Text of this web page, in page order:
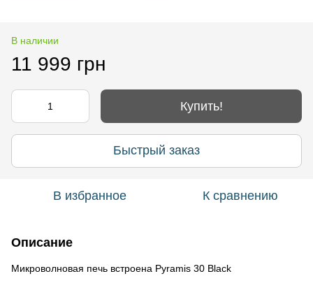
В наличии
11 999 грн
Купить!
Быстрый заказ
В избранное К сравнению
Описание
Микроволновая печь встроена Pyramis 30 Black